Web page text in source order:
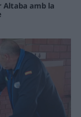
Altaba amb la